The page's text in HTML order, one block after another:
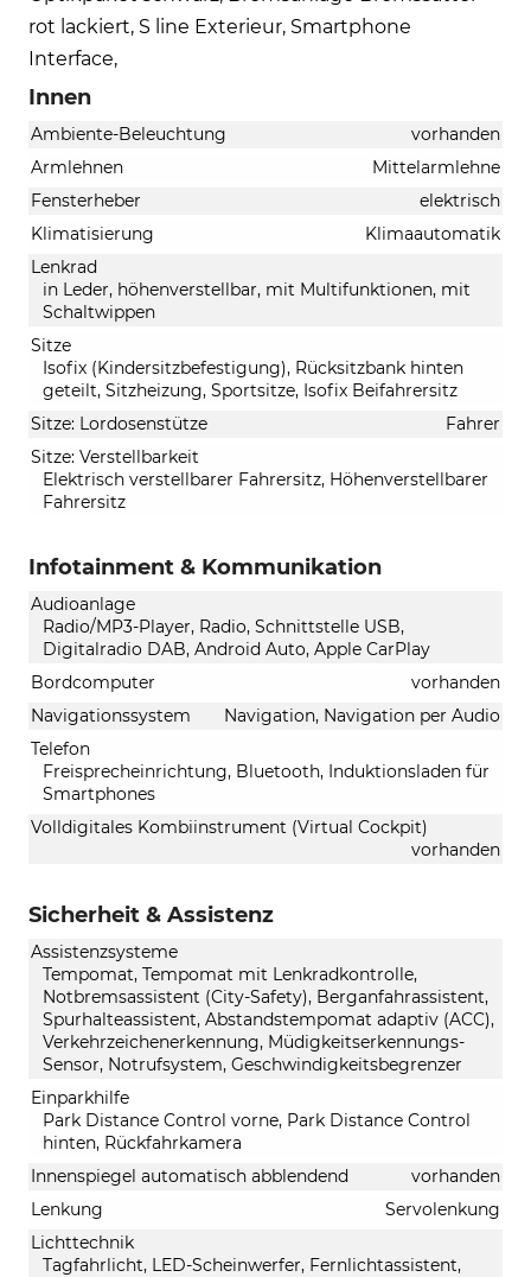
rot lackiert, S line Exterieur, Smartphone
Interface,
Innen
Ambiente-Beleuchtung
vorhanden
Armlehnen
Mittelarmlehne
Fensterheber
elektrisch
Klimatisierung
Klimaautomatik
Lenkrad
in Leder, höhenverstellbar, mit Multifunktionen, mit
Schaltwippen
Sitze
Isofix (Kindersitzbefestigung), Rücksitzbank hinten
geteilt, Sitzheizung, Sportsitze, Isofix Beifahrersitz
Sitze: Lordosenstütze
Fahrer
Sitze: Verstellbarkeit
Elektrisch verstellbarer Fahrersitz, Höhenverstellbarer
Fahrersitz
Infotainment & Kommunikation
Audioanlage
Radio/MP3-Player, Radio, Schnittstelle USB,
Digitalradio DAB, Android Auto, Apple CarPlay
Bordcomputer
vorhanden
Navigationssystem
Navigation, Navigation per Audio
Telefon
Freisprecheinrichtung, Bluetooth, Induktionsladen für
Smartphones
Volldigitales Kombiinstrument (Virtual Cockpit)
vorhanden
Sicherheit & Assistenz
Assistenzsysteme
Tempomat, Tempomat mit Lenkradkontrolle,
Notbremsassistent (City-Safety), Berganfahrassistent,
Spurhalteassistent, Abstandstempomat adaptiv (ACC),
Verkehrzeichenerkennung, Müdigkeitserkennungs-
Sensor, Notrufsystem, Geschwindigkeitsbegrenzer
Einparkhilfe
Park Distance Control vorne, Park Distance Control
hinten, Rückfahrkamera
Innenspiegel automatisch abblendend
vorhanden
Lenkung
Servolenkung
Lichttechnik
Tagfahrlicht, LED-Scheinwerfer, Fernlichtassistent,